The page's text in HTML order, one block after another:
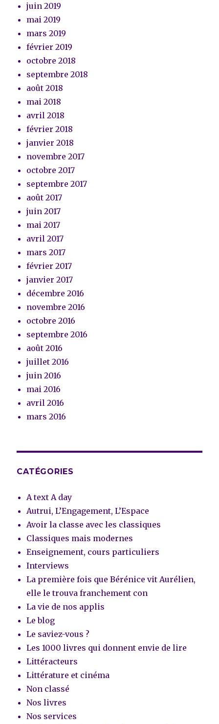
juin 2019
mai 2019
mars 2019
février 2019
octobre 2018
septembre 2018
août 2018
mai 2018
avril 2018
février 2018
janvier 2018
novembre 2017
octobre 2017
septembre 2017
août 2017
juin 2017
mai 2017
avril 2017
mars 2017
février 2017
janvier 2017
décembre 2016
novembre 2016
octobre 2016
septembre 2016
août 2016
juillet 2016
juin 2016
mai 2016
avril 2016
mars 2016
CATÉGORIES
A text A day
Autrui, L’Engagement, L’Espace
Avoir la classe avec les classiques
Classiques mais modernes
Enseignement, cours particuliers
Interviews
La première fois que Bérénice vit Aurélien,
elle le trouva franchement con
La vie de nos applis
Le blog
Le saviez-vous ?
Les 1000 livres qui donnent envie de lire
Littéracteurs
Littérature et cinéma
Non classé
Nos livres
Nos services